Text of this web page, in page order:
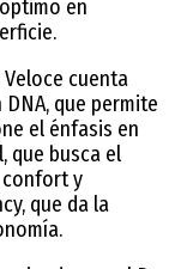
en
cuenta
que permite
el énfasis en
que busca el
confort y
que da la